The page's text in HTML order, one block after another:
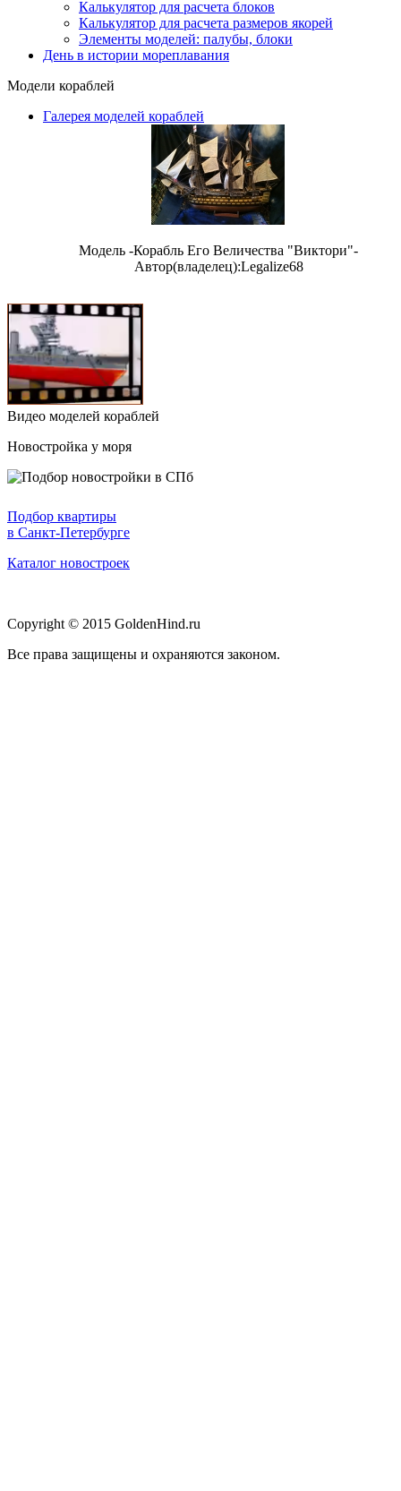
Калькулятор для расчета блоков
Калькулятор для расчета размеров якорей
Элементы моделей: палубы, блоки
День в истории мореплавания
Модели кораблей
Галерея моделей кораблей
Модель -Корабль Его Величества "Виктори"-
Автор(владелец):Legalize68
Видео моделей кораблей
Новостройка у моря
Подбор квартиры
в Санкт-Петербурге
Каталог новостроек
Copyright © 2015 GoldenHind.ru
Все права защищены и охраняются законом.